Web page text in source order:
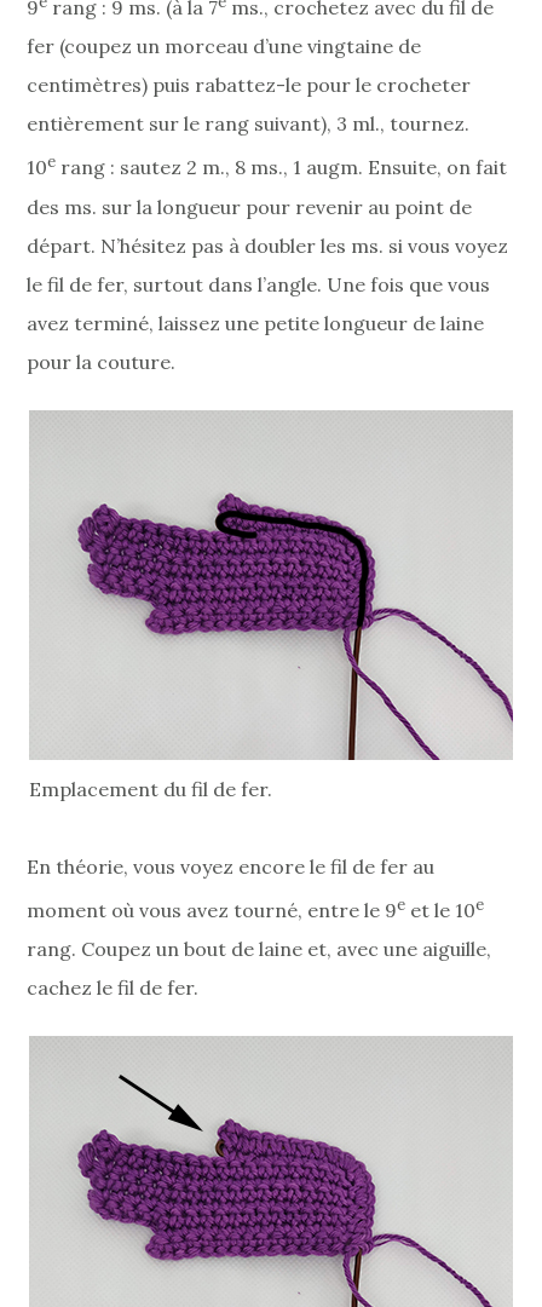
9 rang : 9 ms. (à la 7 ms., crochetez avec du fil de
fer (coupez un morceau d’une vingtaine de
centimètres) puis rabattez-le pour le crocheter
entièrement sur le rang suivant), 3 ml., tournez.
10e rang : sautez 2 m., 8 ms., 1 augm. Ensuite, on fait
des ms. sur la longueur pour revenir au point de
départ. N’hésitez pas à doubler les ms. si vous voyez
le fil de fer, surtout dans l’angle. Une fois que vous
avez terminé, laissez une petite longueur de laine
pour la couture.
Emplacement du fil de fer.
En théorie, vous voyez encore le fil de fer au
moment où vous avez tourné, entre le 9e et le 10e
rang. Coupez un bout de laine et, avec une aiguille,
cachez le fil de fer.